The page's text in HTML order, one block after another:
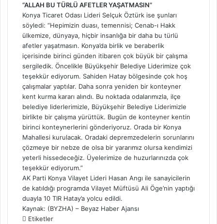
“ALLAH BU TÜRLÜ AFETLER YAŞATMASIN”
Konya Ticaret Odası Lideri Selçuk Öztürk ise şunları
söyledi: “Hepimizin duası, temennisi; Cenab-ı Hakk
ülkemize, dünyaya, hiçbir insanlığa bir daha bu türlü
afetler yaşatmasın. Konya’da birlik ve beraberlik
içerisinde birinci günden itibaren çok büyük bir çalışma
sergiledik. Öncelikle Büyükşehir Belediye Liderimize çok
teşekkür ediyorum. Sahiden Hatay bölgesinde çok hoş
çalışmalar yaptılar. Daha sonra yeniden bir konteyner
kent kurma kararı alındı. Bu noktada odalarımızla, ilçe
belediye liderlerimizle, Büyükşehir Belediye Liderimizle
birlikte bir çalışma yürüttük. Bugün de konteyner kentin
birinci konteynerlerini gönderiyoruz. Orada bir Konya
Mahallesi kurulacak. Oradaki depremzedelerin sorunlarını
çözmeye bir nebze de olsa bir yararımız olursa kendimizi
yeterli hissedeceğiz. Üyelerimize de huzurlarınızda çok
teşekkür ediyorum.”
AK Parti Konya Vilayet Lideri Hasan Angı ile sanayicilerin
de katıldığı programda Vilayet Müftüsü Ali Öge’nin yaptığı
duayla 10 TIR Hatay’a yolcu edildi.
Kaynak: (BYZHA) – Beyaz Haber Ajansı
Etiketler